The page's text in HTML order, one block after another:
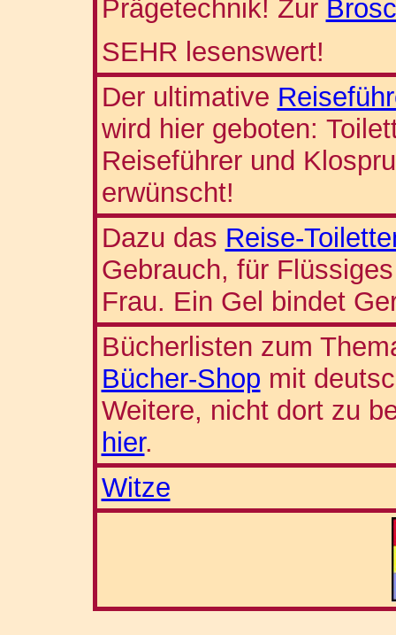
Prägetechnik! Zur
SEHR lesenswert!
Der ultimative
wird hier geboten:
Reiseführer und
erwünscht!
Dazu das Reise-
Gebrauch, für
Frau. Ein Gel bindet
Bücherlisten zum
Bücher-Shop mit
Weitere, nicht dort zu
hier.
Witze